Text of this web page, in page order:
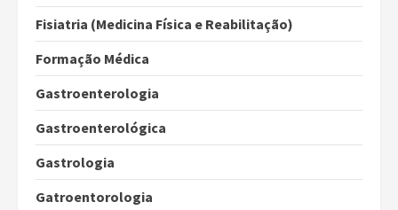
Fisiatria (Medicina Física e Reabilitação)
Formação Médica
Gastroenterologia
Gastroenterológica
Gastrologia
Gatroentorologia